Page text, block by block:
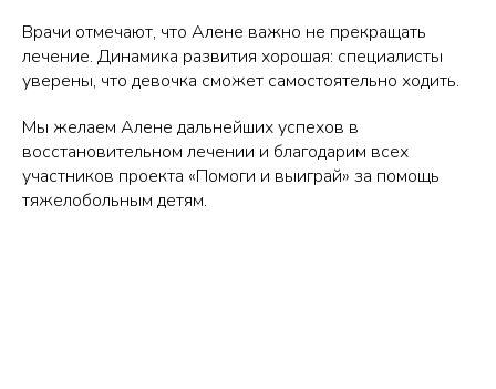
Врачи отмечают, что Алене важно не прекращать
лечение. Динамика развития хорошая: специалисты
уверены, что девочка сможет самостоятельно ходить.
Мы желаем Алене дальнейших успехов в
восстановительном лечении и благодарим всех
участников проекта «Помоги и выиграй» за помощь
тяжелобольным детям.